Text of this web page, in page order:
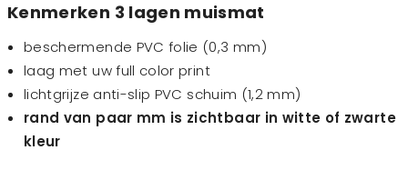
Kenmerken 3 lagen muismat
beschermende PVC folie (0,3 mm)
laag met uw full color print
lichtgrijze anti-slip PVC schuim (1,2 mm)
rand van paar mm is zichtbaar in witte of zwarte
kleur